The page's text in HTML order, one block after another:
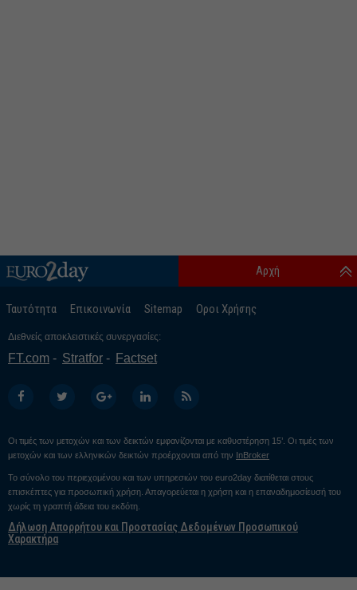
Ταυτότητα Επικοινωνία Sitemap Οροι Χρήσης
Αρχή
Διεθνείς αποκλειστικές συνεργασίες:
FT.com Stratfor Factset
Οι τιμές των μετοχών και των δεικτών εμφανίζονται με καθυστέρηση 15’. Οι τιμές των
μετοχών και των ελληνικών δεικτών προέρχονται από την InBroker
Το σύνολο του περιεχομένου και των υπηρεσιών του euro2day διατίθεται στους
επισκέπτες για προσωπική χρήση. Απαγορεύεται η χρήση και η επαναδημοσίευσή του
χωρίς τη γραπτή άδεια του εκδότη.
Δήλωση Απορρήτου και Προστασίας Δεδομένων Προσωπικού
Χαρακτήρα